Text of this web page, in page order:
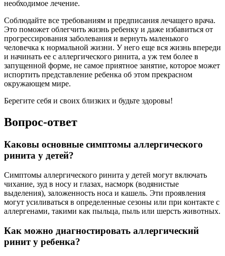
необходимое лечение.
Соблюдайте все требованиям и предписания лечащего врача.
Это поможет облегчить жизнь ребенку и даже избавиться от
прогрессирования заболевания и вернуть маленького
человечка к нормальной жизни. У него еще вся жизнь впереди
и начинать ее с аллергического ринита, а уж тем более в
запущенной форме, не самое приятное занятие, которое может
испортить представление ребенка об этом прекрасном
окружающем мире.
Берегите себя и своих близких и будьте здоровы!
Вопрос-ответ
Каковы основные симптомы аллергического
ринита у детей?
Симптомы аллергического ринита у детей могут включать
чихание, зуд в носу и глазах, насморк (водянистые
выделения), заложенность носа и кашель. Эти проявления
могут усиливаться в определенные сезоны или при контакте с
аллергенами, такими как пыльца, пыль или шерсть животных.
Как можно диагностировать аллергический
ринит у ребенка?